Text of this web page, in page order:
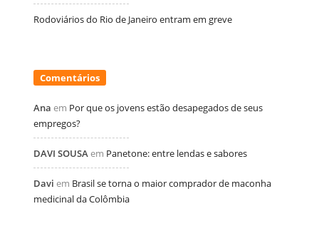
Rodoviários do Rio de Janeiro entram em greve
Comentários
Ana em Por que os jovens estão desapegados de seus
empregos?
DAVI SOUSAem Panetone: entre lendas e sabores
Davi em Brasil se torna o maior comprador de maconha
medicinal da Colômbia